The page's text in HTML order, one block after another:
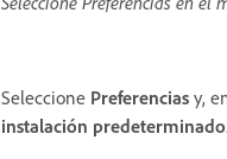
Seleccione Preferencias y,
instalación predeterminado.